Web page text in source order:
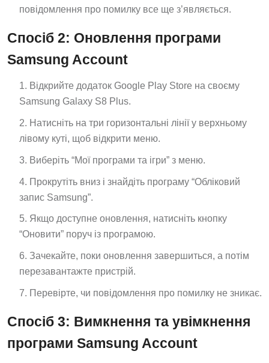
повідомлення про помилку все ще з’являється.
Спосіб 2: Оновлення програми
Samsung Account
Відкрийте додаток Google Play Store на своєму
Samsung Galaxy S8 Plus.
Натисніть на три горизонтальні лінії у верхньому
лівому куті, щоб відкрити меню.
Виберіть “Мої програми та ігри” з меню.
Прокрутіть вниз і знайдіть програму “Обліковий
запис Samsung”.
Якщо доступне оновлення, натисніть кнопку
“Оновити” поруч із програмою.
Зачекайте, поки оновлення завершиться, а потім
перезавантажте пристрій.
Перевірте, чи повідомлення про помилку не зникає.
Спосіб 3: Вимкнення та увімкнення
програми Samsung Account